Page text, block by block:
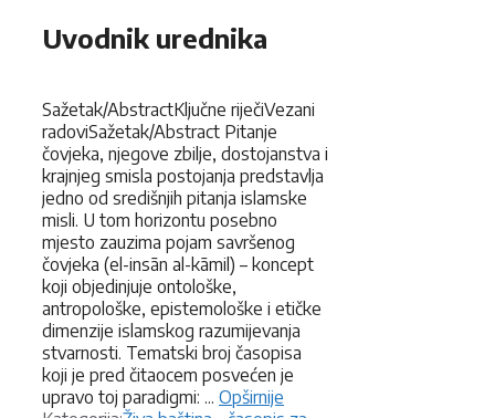
Uvodnik urednika
Sažetak/AbstractKljučne riječiVezani
radoviSažetak/Abstract Pitanje
čovjeka, njegove zbilje, dostojanstva i
krajnjeg smisla postojanja predstavlja
jedno od središnjih pitanja islamske
misli. U tom horizontu posebno
mjesto zauzima pojam savršеnog
čovjeka (el-insān al-kāmil) – koncept
koji objedinjuje ontološke,
antropološke, epistemološke i etičke
dimenzije islamskog razumijevanja
stvarnosti. Tematski broj časopisa
koji je pred čitaocem posvećen je
upravo toj paradigmi: ... Opširnije